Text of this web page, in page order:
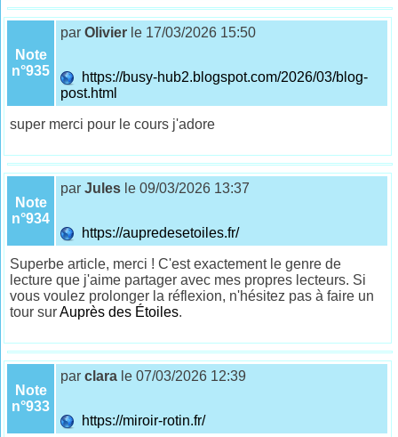
Note
n°935
parOlivier le 17/03/2026 15:50
https://busy-hub2.blogspot.com/2026/03/blog-
post.html
super merci pour le cours j'adore
Note
n°934
parJules le 09/03/2026 13:37
https://aupredesetoiles.fr/
Superbe article, merci ! C'est exactement le genre de
lecture que j'aime partager avec mes propres lecteurs. Si
vous voulez prolonger la réflexion, n'hésitez pas à faire un
tour surAuprès des Étoiles.
Note
n°933
parclara le 07/03/2026 12:39
https://miroir-rotin.fr/